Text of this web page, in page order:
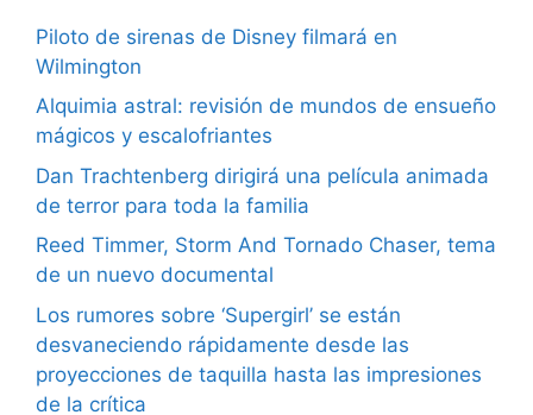
Piloto de sirenas de Disney filmará en
Wilmington
Alquimia astral: revisión de mundos de ensueño
mágicos y escalofriantes
Dan Trachtenberg dirigirá una película animada
de terror para toda la familia
Reed Timmer, Storm And Tornado Chaser, tema
de un nuevo documental
Los rumores sobre ‘Supergirl’ se están
desvaneciendo rápidamente desde las
proyecciones de taquilla hasta las impresiones
de la crítica